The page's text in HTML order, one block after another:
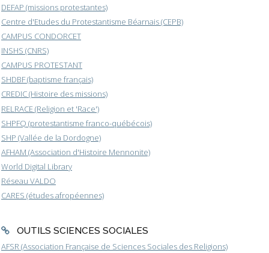
DEFAP (missions protestantes)
Centre d'Etudes du Protestantisme Béarnais (CEPB)
CAMPUS CONDORCET
INSHS (CNRS)
CAMPUS PROTESTANT
SHDBF (baptisme français)
CREDIC (Histoire des missions)
RELRACE (Religion et 'Race')
SHPFQ (protestantisme franco-québécois)
SHP (Vallée de la Dordogne)
AFHAM (Association d'Histoire Mennonite)
World Digital Library
Réseau VALDO
CARES (études afropéennes)
OUTILS SCIENCES SOCIALES
AFSR (Association Française de Sciences Sociales des Religions)